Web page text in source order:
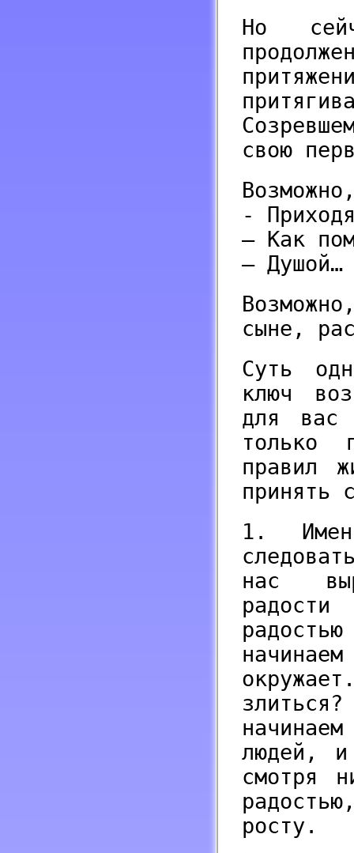
Но
свою
-
– Как
– Душой…
сыне,
Суть
ключ
для вас
только
правил
принять
1.
нас
людей,
смотря
росту.